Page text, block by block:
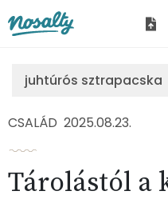
juhtúrós sztrapacska
CSALÁD 2025.08.23.
Tárolástól a